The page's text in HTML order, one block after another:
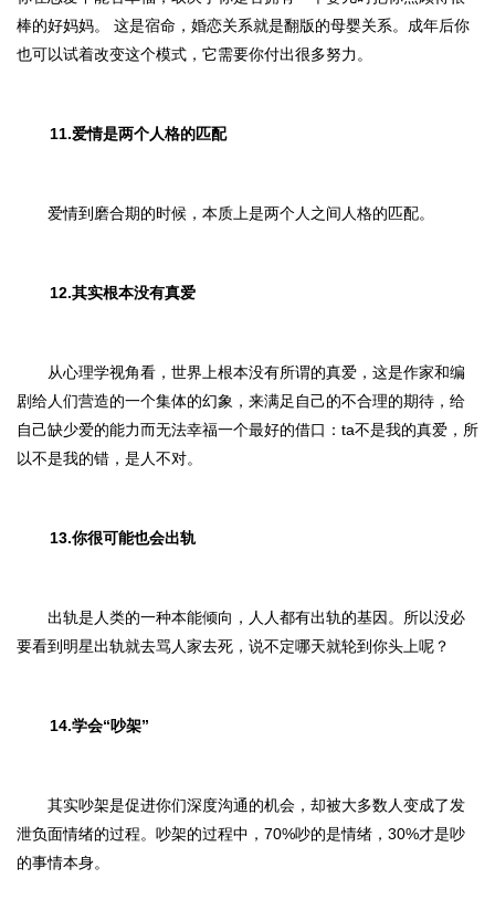
棒的好妈妈。 这是宿命，婚恋关系就是翻版的母婴关系。成年后你
也可以试着改变这个模式，它需要你付出很多努力。
11.爱情是两个人格的匹配
爱情到磨合期的时候，本质上是两个人之间人格的匹配。
12.其实根本没有真爱
从心理学视角看，世界上根本没有所谓的真爱，这是作家和编
剧给人们营造的一个集体的幻象，来满足自己的不合理的期待，给
自己缺少爱的能力而无法幸福一个最好的借口：ta不是我的真爱，所
以不是我的错，是人不对。
13.你很可能也会出轨
出轨是人类的一种本能倾向，人人都有出轨的基因。所以没必
要看到明星出轨就去骂人家去死，说不定哪天就轮到你头上呢？
14.学会“吵架”
其实吵架是促进你们深度沟通的机会，却被大多数人变成了发
泄负面情绪的过程。吵架的过程中，70%吵的是情绪，30%才是吵
的事情本身。